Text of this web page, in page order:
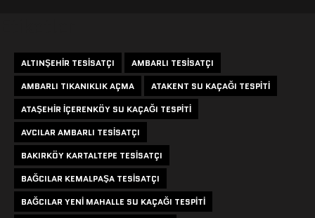
ALTINŞEHIR TESISATÇI
AMBARLI TESISATÇI
AMBARLI TIKANIKLIK AÇMA
ATAKENT SU KAÇAĞI TESPITI
ATAŞEHIR IÇERENKÖY SU KAÇAĞI TESPITI
AVCILAR AMBARLI TESISATÇI
BAKIRKÖY KARTALTEPE TESISATÇI
BAĞCILAR KEMALPAŞA TESISATÇI
BAĞCILAR YENI MAHALLE SU KAÇAĞI TESPITI